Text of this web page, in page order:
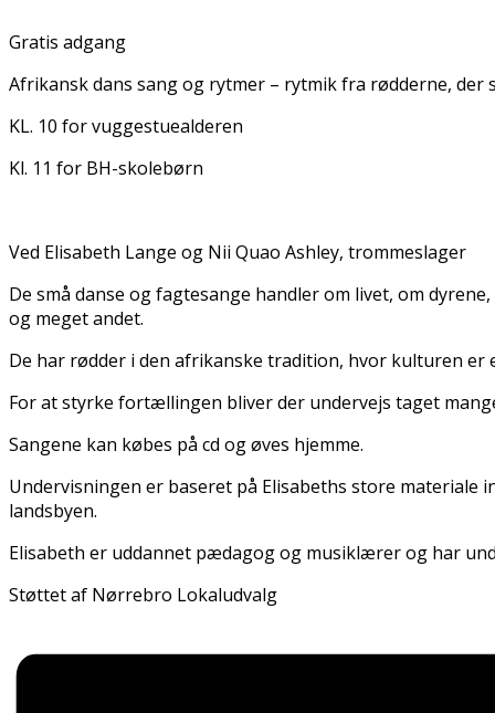
Gratis adgang
Afrikansk dans sang og rytmer – rytmik fra rødderne,
KL. 10 for vuggestuealderen
Kl. 11 for BH-skolebørn
Ved Elisabeth Lange og Nii Quao Ashley, trommeslager
De små danse og fagtesange handler om livet, om
og meget andet.
De har rødder i den afrikanske tradition, hvor kulturen
For at styrke fortællingen bliver der undervejs taget
Sangene kan købes på cd og øves hjemme.
Undervisningen er baseret på Elisabeths store materiale
landsbyen.
Elisabeth er uddannet pædagog og musiklærer og har
Støttet af Nørrebro Lokaludvalg